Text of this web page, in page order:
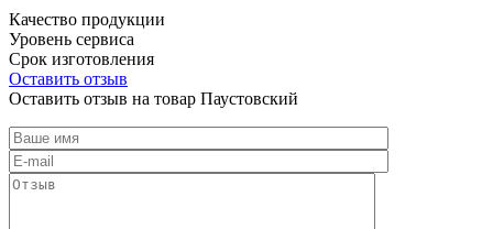
Качество продукции
Уровень сервиса
Срок изготовления
Оставить отзыв
Оставить отзыв на товар Паустовский